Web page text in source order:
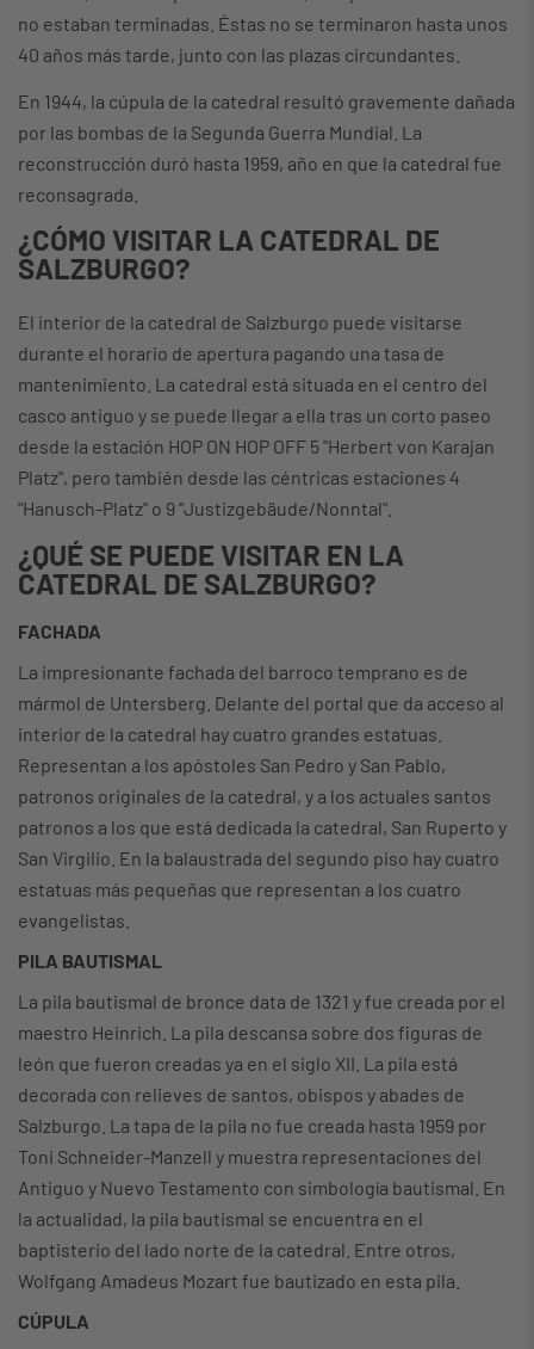
no estaban terminadas. Éstas no se terminaron hasta unos
40 años más tarde, junto con las plazas circundantes.
En 1944, la cúpula de la catedral resultó gravemente dañada
por las bombas de la Segunda Guerra Mundial. La
reconstrucción duró hasta 1959, año en que la catedral fue
reconsagrada.
¿CÓMO VISITAR LA CATEDRAL DE
SALZBURGO?
El interior de la catedral de Salzburgo puede visitarse
durante el horario de apertura pagando una tasa de
mantenimiento. La catedral está situada en el centro del
casco antiguo y se puede llegar a ella tras un corto paseo
desde la estación HOP ON HOP OFF 5 "Herbert von Karajan
Platz", pero también desde las céntricas estaciones 4
"Hanusch-Platz" o 9 "Justizgebäude/Nonntal".
¿QUÉ SE PUEDE VISITAR EN LA
CATEDRAL DE SALZBURGO?
FACHADA
La impresionante fachada del barroco temprano es de
mármol de Untersberg. Delante del portal que da acceso al
interior de la catedral hay cuatro grandes estatuas.
Representan a los apóstoles San Pedro y San Pablo,
patronos originales de la catedral, y a los actuales santos
patronos a los que está dedicada la catedral, San Ruperto y
San Virgilio. En la balaustrada del segundo piso hay cuatro
estatuas más pequeñas que representan a los cuatro
evangelistas.
PILA BAUTISMAL
La pila bautismal de bronce data de 1321 y fue creada por el
maestro Heinrich. La pila descansa sobre dos figuras de
león que fueron creadas ya en el siglo XII. La pila está
decorada con relieves de santos, obispos y abades de
Salzburgo. La tapa de la pila no fue creada hasta 1959 por
Toni Schneider-Manzell y muestra representaciones del
Antiguo y Nuevo Testamento con simbología bautismal. En
la actualidad, la pila bautismal se encuentra en el
baptisterio del lado norte de la catedral. Entre otros,
Wolfgang Amadeus Mozart fue bautizado en esta pila.
CÚPULA